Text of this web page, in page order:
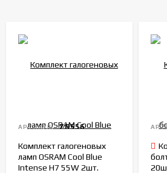
АРТИКУЛ: ZR556
Комплект галогеновых
ламп OSRAM Cool Blue
Intense H7 55W 2шт.